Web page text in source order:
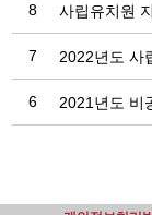
8 사립유치원
7 2022년도 사
6 2021년도 비